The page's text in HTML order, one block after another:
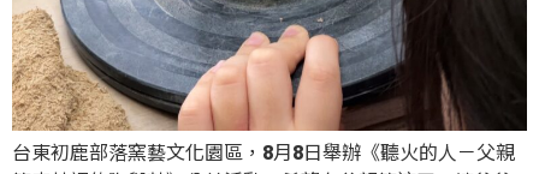
台東初鹿部落窯藝文化園區，8月8日舉辦《聽火的人－父親